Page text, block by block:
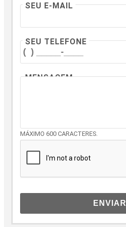
SEU E-MAIL
SEU TELEFONE
MENSAGEM
MÁXIMO 600 CARACTERES.
ENVIAR